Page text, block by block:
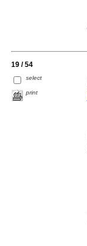
19 / 54
select
print